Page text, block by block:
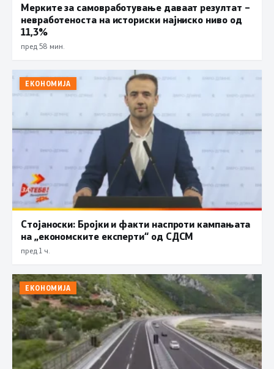
Мерките за самовработување даваат резултат –
невработеноста на историски најниско ниво од
11,3%
пред 58 мин.
ЕКОНОМИЈА
Стојаноски: Бројки и факти наспроти кампањата
на „економските експерти“ од СДСM
пред 1 ч.
ЕКОНОМИЈА